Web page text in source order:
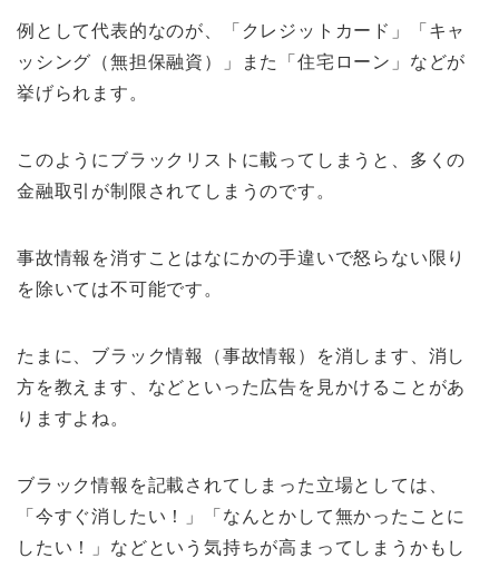
例として代表的なのが、「クレジットカード」「キャ
ッシング（無担保融資）」また「住宅ローン」などが
挙げられます。
このようにブラックリストに載ってしまうと、多くの
金融取引が制限されてしまうのです。
事故情報を消すことはなにかの手違いで怒らない限り
を除いては不可能です。
たまに、ブラック情報（事故情報）を消します、消し
方を教えます、などといった広告を見かけることがあ
りますよね。
ブラック情報を記載されてしまった立場としては、
「今すぐ消したい！」「なんとかして無かったことに
したい！」などという気持ちが高まってしまうかもし